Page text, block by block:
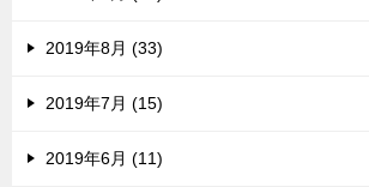
2019年8月 (33)
2019年7月 (15)
2019年6月 (11)